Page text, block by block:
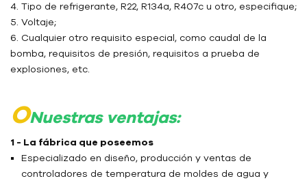
4. Tipo de refrigerante, R22, R134a, R407c u otro, especifique;
5. Voltaje;
6. Cualquier otro requisito especial, como caudal de la
bomba, requisitos de presión, requisitos a prueba de
explosiones, etc.
ONuestras ventajas:
1 - La fábrica que poseemos
Especializado en diseño, producción y ventas de
controladores de temperatura de moldes de agua y